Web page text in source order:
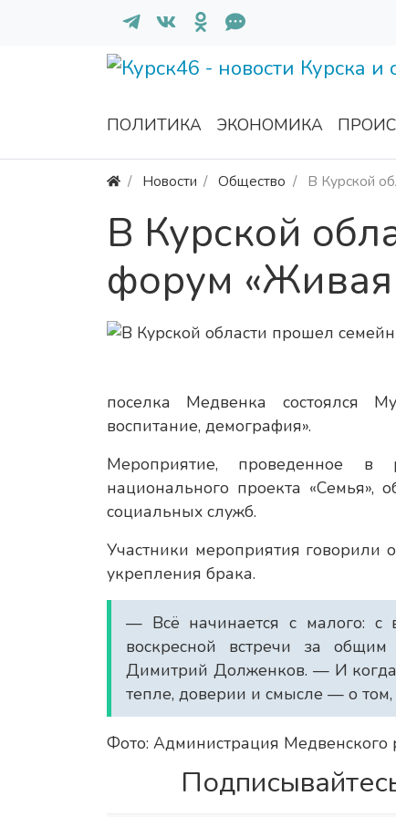
ПОЛИТИКА ЭКОНОМИКА
Новости Общество В Курской
В Курской
форум «Живая
поселка Медвенка состоялся
воспитание, демография».
Мероприятие, проведенное в
национального проекта «Семья»,
социальных служб.
Участники мероприятия говорили
укрепления брака.
— Всё начинается с малого: с
воскресной встречи за
Димитрий Долженков. — И
тепле, доверии и смысле — о
Фото: Администрация Медвенского